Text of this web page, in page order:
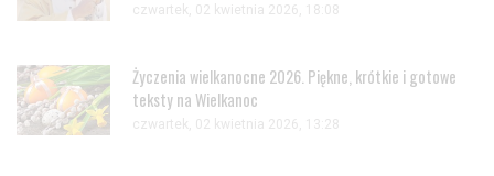
czwartek, 02 kwietnia 2026, 18:08
Życzenia wielkanocne 2026. Piękne, krótkie i gotowe
teksty na Wielkanoc
czwartek, 02 kwietnia 2026, 13:28